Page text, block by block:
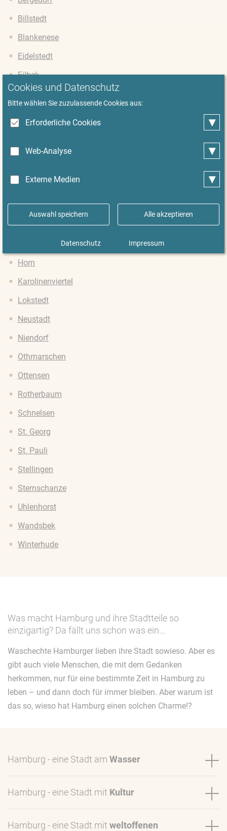
Billstedt
Blankenese
Eidelstedt
Eilbek
Eimsbüttel
HafenCity
Harburg
Harvestehude
Hoheluft
Horn
Karolinenviertel
Lokstedt
Neustadt
Niendorf
Othmarschen
Ottensen
Rotherbaum
Schnelsen
St. Georg
St. Pauli
Stellingen
Sternschanze
Uhlenhorst
Wandsbek
Winterhude
Was macht Hamburg und ihre Stadtteile so
einzigartig? Da fällt uns schon was ein...
Waschechte Hamburger lieben ihre Stadt sowieso. Aber es
gibt auch viele Menschen, die mit dem Gedanken
herkommen, nur für eine bestimmte Zeit in Hamburg zu
leben – und dann doch für immer bleiben. Aber warum ist
das so, wieso hat Hamburg einen solchen Charme!?
Hamburg - eine Stadt am Wasser
Hamburg - eine Stadt mit Kultur
Hamburg - eine Stadt mit weltoffenen
Cookies und Datenschutz
Bitte wählen Sie zuzulassende Cookies aus:
Erforderliche Cookies ▾
Web-Analyse ▾
Externe Medien ▾
Auswahl speichern Alle akzeptieren
Datenschutz Impressum